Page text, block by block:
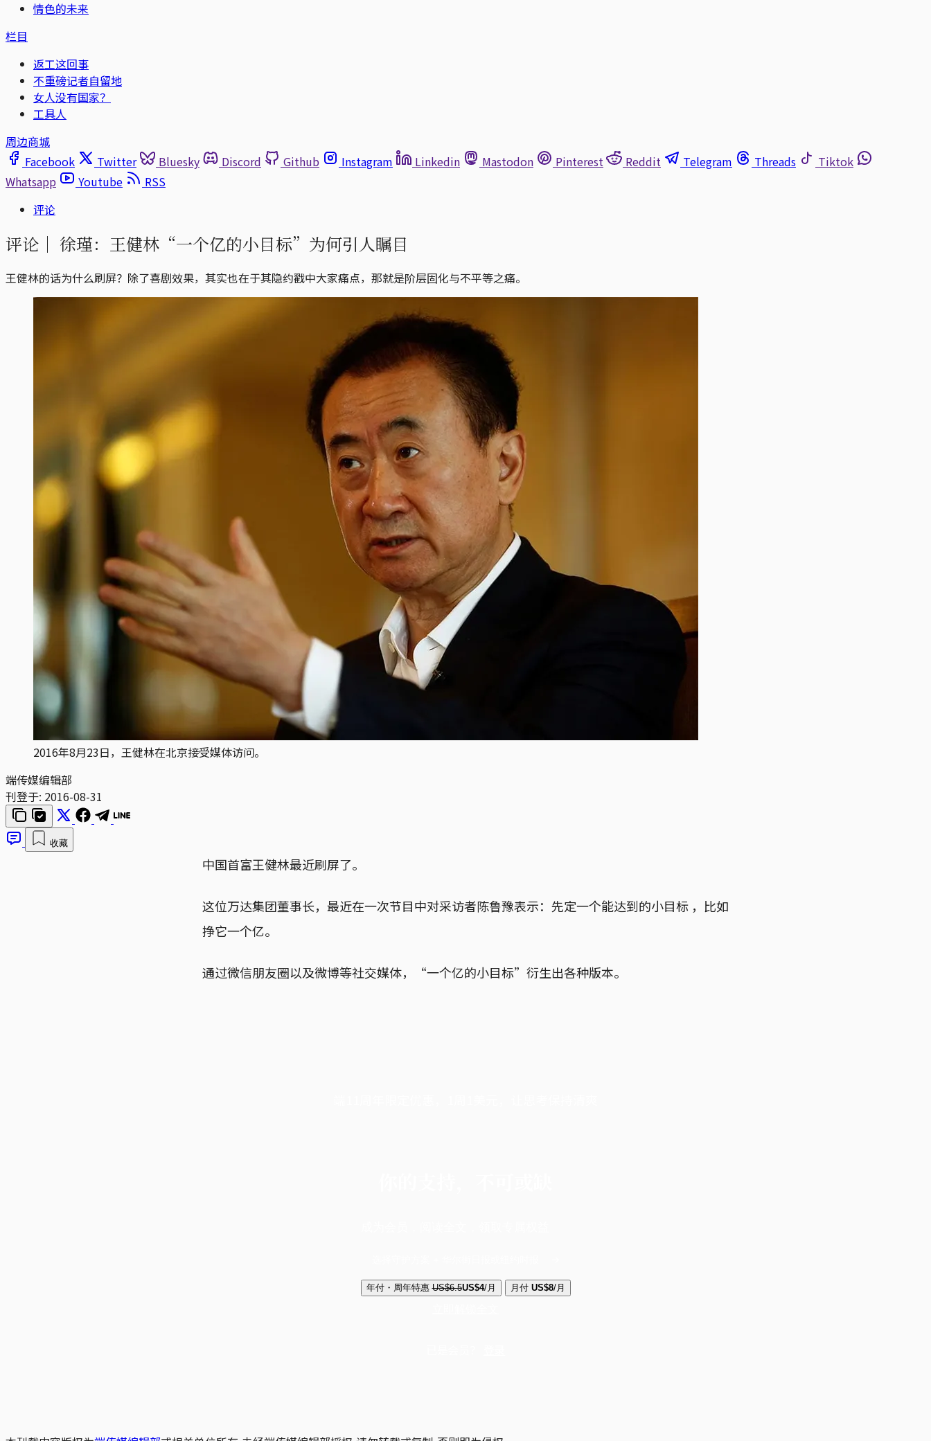
情色的未来
栏目
返工这回事
不重磅记者自留地
女人没有国家？
工具人
周边商城
Facebook
Twitter Bluesky Discord Github Instagram Linkedin Mastodon Pinterest Reddit Telegram Threads
Tiktok
Whatsapp
Youtube
RSS
评论
评论｜ 徐瑾：王健林“一个亿的小目标”为何引人瞩目
王健林的话为什么刷屏？除了喜剧效果，其实也在于其隐约戳中大家痛点，那就是阶层固化与不平等之痛。
2016年8月23日，王健林在北京接受媒体访问。
端传媒编辑部
刊登于: 2016-08-31
收藏
中国首富王健林最近刷屏了。
这位万达集团董事长，最近在一次节目中对采访者陈鲁豫表示：先定一个能达到的小目标 ，比如
挣它一个亿。
通过微信朋友圈以及微博等社交媒体，“一个亿的小目标”衍生出各种版本。
年付・周年特惠 US$6.5US$4/月 月付 US$8/月